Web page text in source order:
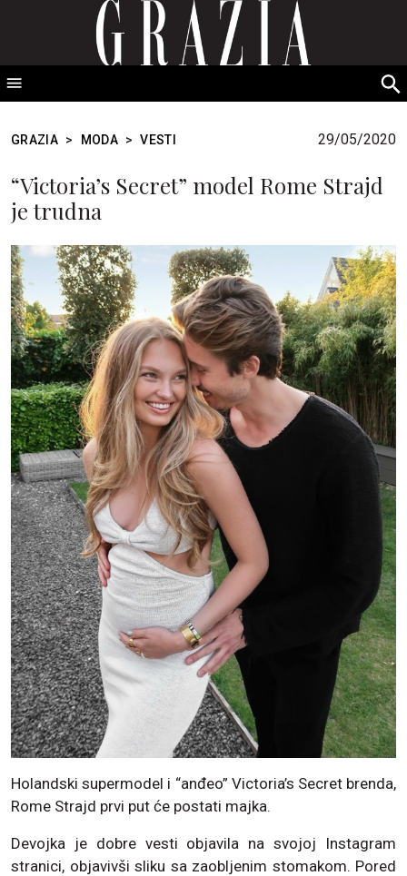
GRAZIA Srbija
GRAZIA > MODA > VESTI 29/05/2020
“Victoria’s Secret” model Rome Strajd
je trudna
Holandski supermodel i “anđeo” Victoria’s Secret brenda,
Rome Strajd prvi put će postati majka.
Devojka je dobre vesti objavila na svojoj Instagram
stranici, objavivši sliku sa zaobljenim stomakom. Pored